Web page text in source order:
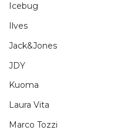
Icebug
Ilves
Jack&Jones
JDY
Kuoma
Laura Vita
Marco Tozzi